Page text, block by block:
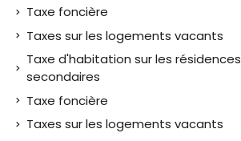
Taxe foncière
Taxes sur les logements vacants
Taxe d'habitation sur les résidences
secondaires
Taxe foncière
Taxes sur les logements vacants